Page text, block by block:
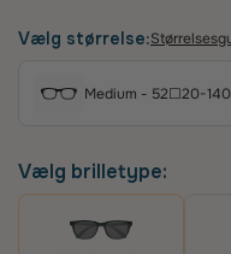
ikoniske Guess-logo.
perfekt til enhver
ramme og komfortable
Vælg størrelse:
Medium - 52☐20-140
Vælg brilletype: